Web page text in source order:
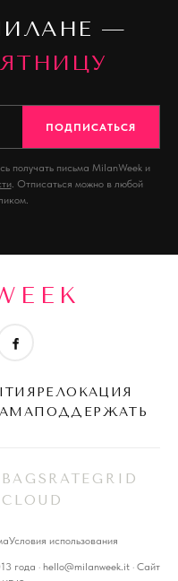
—
ПОДПИСАТЬСЯ
получать письма MilanWeek и
. Отписаться можно в любой
РЕЛОКАЦИЯ
ПОДДЕРЖАТЬ
RATEGRID
Условия использования
года · hello@milanweek.it · Сайт